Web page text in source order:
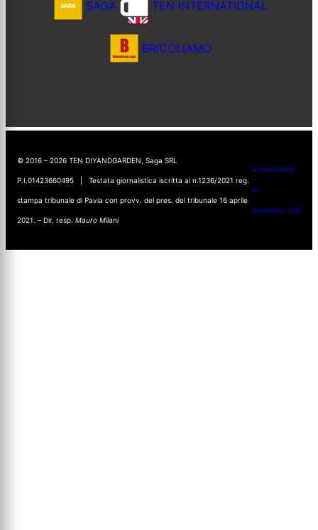
SAGA TEN INTERNATIONAL
BRICOLIAMO
© 2016 – 2026 TEN DIYANDGARDEN, Saga SRL
P.I.01423660495 | Testata giornalistica iscritta al n.1236/2021 reg.
stampa tribunale di Pavia con provv. del pres. del tribunale 16 aprile
2021. – Dir. resp. Mauro Milani
UI AND DESIGN
BY
GIUDANSKY.COM